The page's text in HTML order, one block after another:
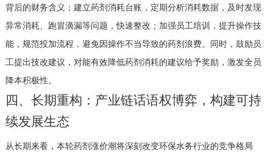
背后的财务含义；建立药剂消耗台账，定期分析消耗数据，及时发现
异常消耗、跑冒滴漏等问题，快速整改；加强员工培训，提升操作技
能，规范投加流程，避免因操作不当导致的药剂浪费。同时，鼓励员
工提出技改建议，对能有效降低药剂消耗的建议给予奖励，激发全员
降本积极性。
四、长期重构：产业链话语权博弈，构建可持
续发展生态
从长期来看，本轮药剂涨价潮将深刻改变环保水务行业的竞争格局